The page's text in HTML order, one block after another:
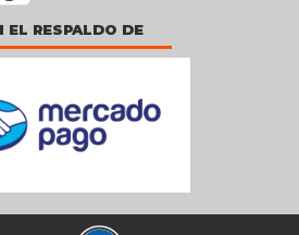
EL RESPALDO DE